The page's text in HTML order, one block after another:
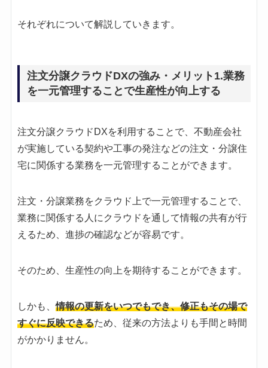
それぞれについて解説していきます。
注文分譲クラウドDXの強み・メリット1.業務
を一元管理することで生産性が向上する
注文分譲クラウドDXを利用することで、不動産会社
が実施している契約や工事の発注などの注文・分譲住
宅に関係する業務を一元管理することができます。
注文・分譲業務をクラウド上で一元管理することで、
業務に関係する人にクラウドを通して情報の共有が行
えるため、進捗の確認などが容易です。
そのため、生産性の向上を期待することができます。
しかも、情報の更新をいつでもでき、修正もその場で
すぐに反映できるため、従来の方法よりも手間と時間
がかかりません。